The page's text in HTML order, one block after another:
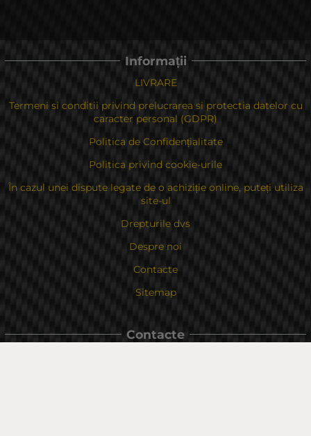
Informații
LIVRARE
Termeni si conditii privind prelucrarea si protectia datelor cu
caracter personal (GDPR)
Politica de Confidențialitate
Politica privind cookie-urile
În cazul unei dispute legate de o achiziție online, puteți utiliza
site-ul
Drepturile dvs
Despre noi
Contacte
Sitemap
Contacte